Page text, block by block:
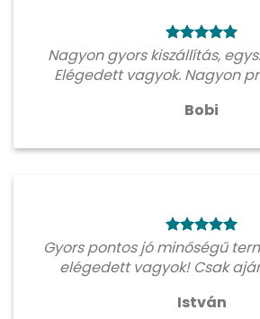
Nagyon gyors kiszállítás,
Elégedett vagyok. Nagyon
Bobi
Gyors pontos jó minőségű
elégedett vagyok! Csak
István